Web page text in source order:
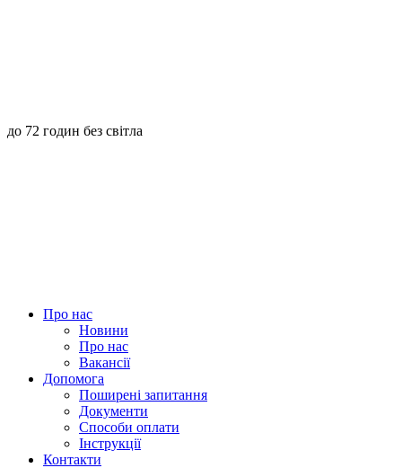
до 72 годин без світла
Про нас
Новини
Про нас
Вакансії
Допомога
Поширені запитання
Документи
Способи оплати
Інструкції
Контакти